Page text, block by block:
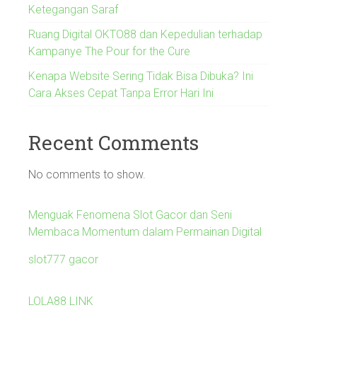
Ketegangan Saraf
Ruang Digital OKTO88 dan Kepedulian terhadap
Kampanye The Pour for the Cure
Kenapa Website Sering Tidak Bisa Dibuka? Ini
Cara Akses Cepat Tanpa Error Hari Ini
Recent Comments
No comments to show.
Menguak Fenomena Slot Gacor dan Seni
Membaca Momentum dalam Permainan Digital
slot777 gacor
LOLA88 LINK